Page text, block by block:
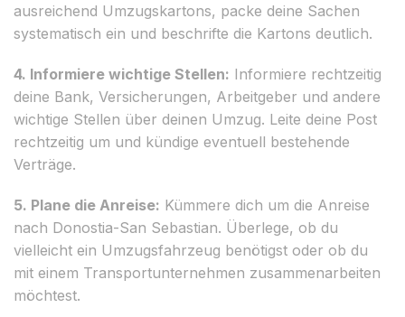
ausreichend Umzugskartons, packe deine Sachen
systematisch ein und beschrifte die Kartons deutlich.
4. Informiere wichtige Stellen: Informiere rechtzeitig
deine Bank, Versicherungen, Arbeitgeber und andere
wichtige Stellen über deinen Umzug. Leite deine Post
rechtzeitig um und kündige eventuell bestehende
Verträge.
5. Plane die Anreise: Kümmere dich um die Anreise
nach Donostia-San Sebastian. Überlege, ob du
vielleicht ein Umzugsfahrzeug benötigst oder ob du
mit einem Transportunternehmen zusammenarbeiten
möchtest.